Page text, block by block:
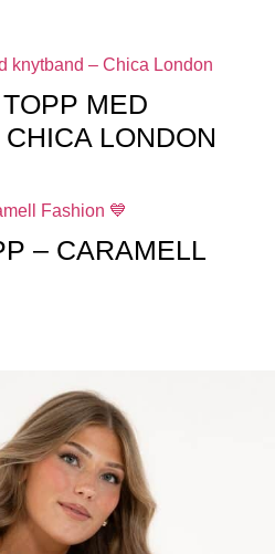
MED
LONDON
– CARAMELL